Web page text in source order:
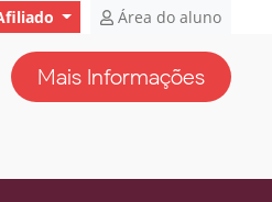
Área do aluno
Mais Informações